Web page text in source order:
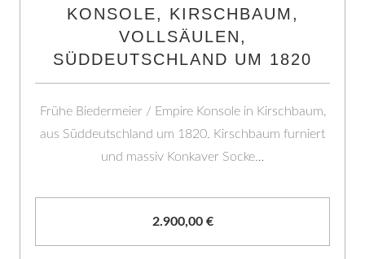
KONSOLE, KIRSCHBAUM,
VOLLSÄULEN,
SÜDDEUTSCHLAND UM 1820
Frühe Biedermeier / Empire Konsole in Kirschbaum,
aus Süddeutschland um 1820. Kirschbaum furniert
und massiv Konkaver Socke…
2.900,00 €